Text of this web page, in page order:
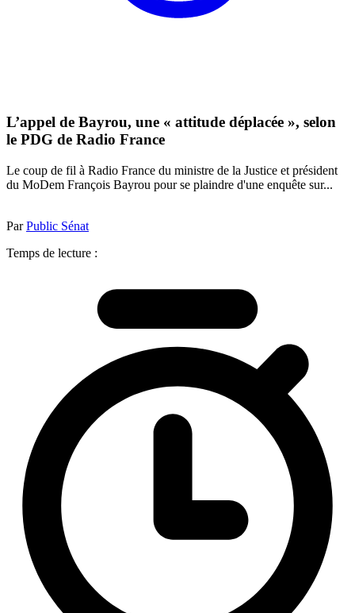
L’appel de Bayrou, une « attitude déplacée », selon
le PDG de Radio France
Le coup de fil à Radio France du ministre de la Justice et président
du MoDem François Bayrou pour se plaindre d'une enquête sur...
ParPublic Sénat
Temps de lecture :